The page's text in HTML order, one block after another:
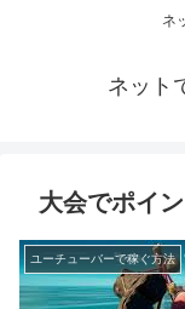
ネ
ネット
大会でポイ
ユーチューバーで稼ぐ方法